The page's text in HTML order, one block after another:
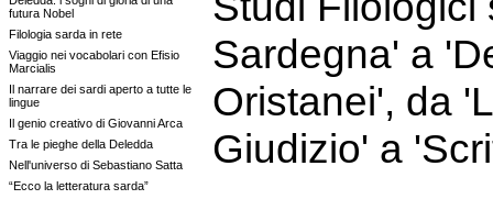
futura Nobel
Filologia sarda in rete
Viaggio nei vocabolari con Efisio
Marcialis
Il narrare dei sardi aperto a tutte le
lingue
Il genio creativo di Giovanni Arca
Tra le pieghe della Deledda
Nell'universo di Sebastiano Satta
“Ecco la letteratura sarda”
Sardegna' a
Oristanei', da
Giudizio' a